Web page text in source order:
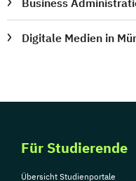
Digitale Medien in
Für Studierende
Übersicht Studienportale